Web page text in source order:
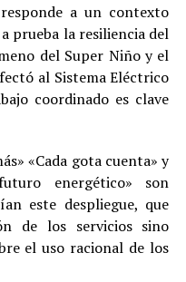
a un contexto
prueba la resiliencia del
del Super Niño y el
al Sistema Eléctrico
coordinado es clave
«Cada gota cuenta» y
energético» son
este despliegue, que
de los servicios sino
el uso racional de los